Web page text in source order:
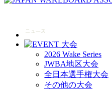
2026 Wake Series
JWBA地区大会
全日本選手権大会
その他の大会